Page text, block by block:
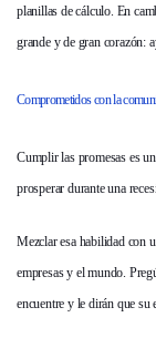
planillas de cálculo. En
grande y de gran corazón:
Comprometidos con la
Cumplir las promesas es
prosperar durante una
Mezclar esa habilidad con
empresas y el mundo.
encuentre y le dirán que su